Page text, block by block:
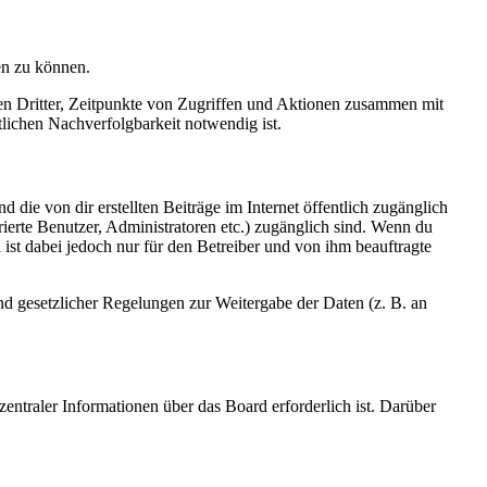
zu können.
Dritter, Zeitpunkte von Zugriffen und Aktionen zusammen mit
Nachverfolgbarkeit notwendig ist.
die von dir erstellten Beiträge im Internet öffentlich zugänglich
Benutzer, Administratoren etc.) zugänglich sind. Wenn du
dabei jedoch nur für den Betreiber und von ihm beauftragte
Regelungen zur Weitergabe der Daten (z. B. an
Informationen über das Board erforderlich ist. Darüber